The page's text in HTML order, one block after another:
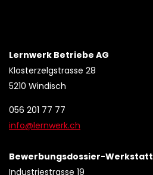
Lernwerk Betriebe AG
Klosterzelgstrasse 28
5210 Windisch
056 201 77 77
info@lernwerk.ch
Bewerbungsdossier-Werkstatt
Industriestrasse 19